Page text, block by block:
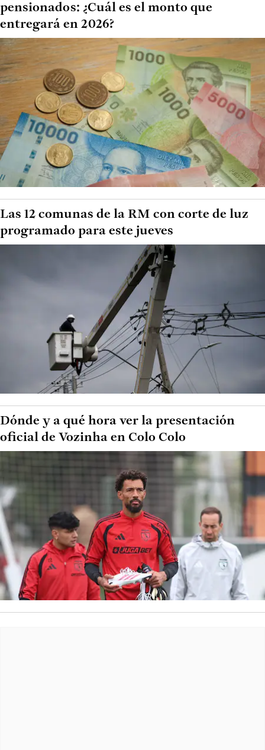
pensionados: ¿Cuál es el monto que
entregará en 2026?
Las 12 comunas de la RM con corte de luz
programado para este jueves
Dónde y a qué hora ver la presentación
oficial de Vozinha en Colo Colo